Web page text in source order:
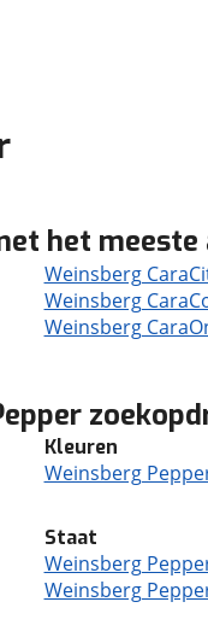
het meeste
Weinsberg
Weinsberg
Weinsberg
Kleuren
Weinsberg
Staat
Weinsberg
Weinsberg